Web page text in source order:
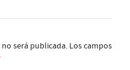
será publicada. Los campos